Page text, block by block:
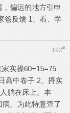
偏远的地方引申
爸反馈 1、看、学
192#
实操60+15=75
高中卷子 2、捋实
躺在床上。本
。为此特意查了